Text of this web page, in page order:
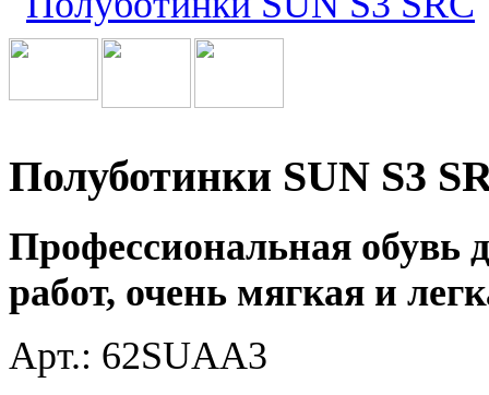
Полуботинки SUN S3
Профессиональная обувь
работ, очень мягкая и
Арт.: 62SUAA3